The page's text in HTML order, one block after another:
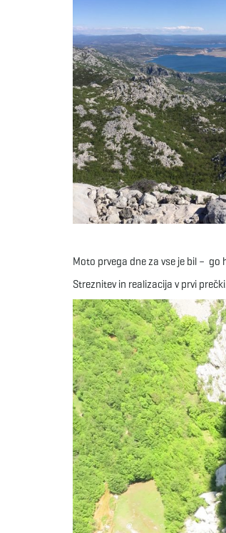
Moto prvega dne za vse je bil – go
Streznitev in realizacija v prvi